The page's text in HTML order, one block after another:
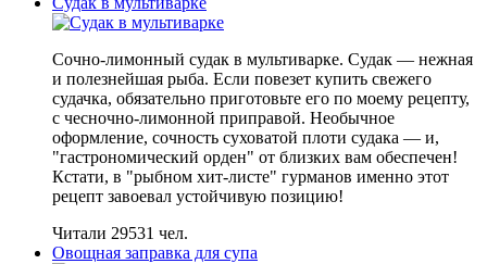
Сочно-лимонный судак в мультиварке. Судак — нежная
и полезнейшая рыба. Если повезет купить свежего
судачка, обязательно приготовьте его по моему рецепту,
с чесночно-лимонной приправой. Необычное
оформление, сочность суховатой плоти судака — и,
"гастрономический орден" от близких вам обеспечен!
Кстати, в "рыбном хит-листе" гурманов именно этот
рецепт завоевал устойчивую позицию!
Читали 29531 чел.
Овощная заправка для супа